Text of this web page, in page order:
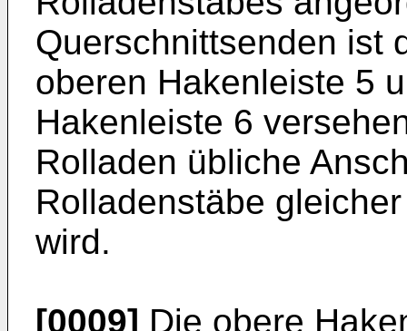
Querschnittsenden ist
oberen Hakenleiste 5
Hakenleiste 6
Rolladen übliche
Rolladenstäbe
wird.
[0009] Die obere